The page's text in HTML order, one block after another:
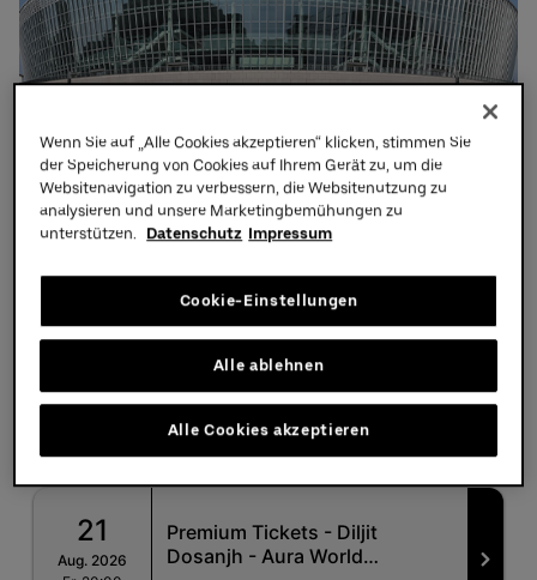
Partners
Wenn Sie auf „Alle Cookies akzeptieren“ klicken, stimmen Sie
der Speicherung von Cookies auf Ihrem Gerät zu, um die
Websitenavigation zu verbessern, die Websitenutzung zu
analysieren und unsere Marketingbemühungen zu
unterstützen.
Datenschutz Impressum
Cookie-Einstellungen
Alle ablehnen
Alle Cookies akzeptieren